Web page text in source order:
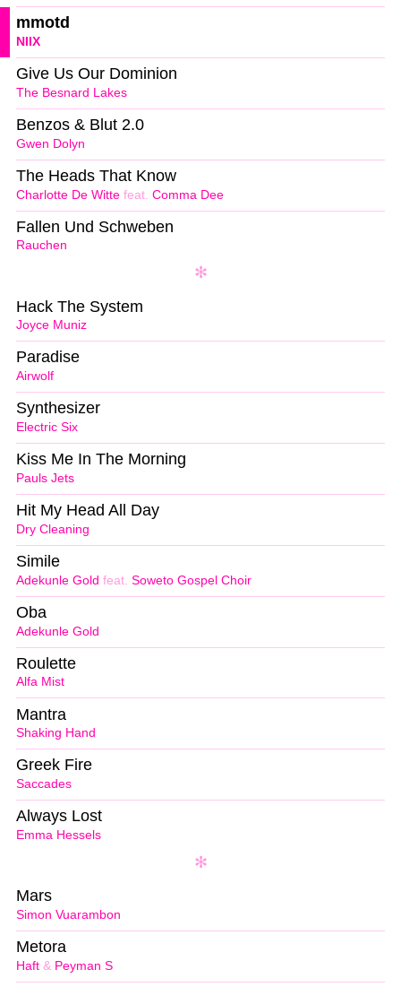
NIIX
mmotd
The Besnard Lakes
Give Us Our Dominion
Gwen Dolyn
Benzos & Blut 2.0
Charlotte De Witte feat. Comma Dee
The Heads That Know
Rauchen
Fallen Und Schweben
Joyce Muniz
Hack The System
Airwolf
Paradise
Electric Six
Synthesizer
Pauls Jets
Kiss Me In The Morning
Dry Cleaning
Hit My Head All Day
Adekunle Gold feat. Soweto Gospel Choir
Simile
Adekunle Gold
Oba
Alfa Mist
Roulette
Shaking Hand
Mantra
Saccades
Greek Fire
Emma Hessels
Always Lost
Simon Vuarambon
Mars
Haft & Peyman S
Metora